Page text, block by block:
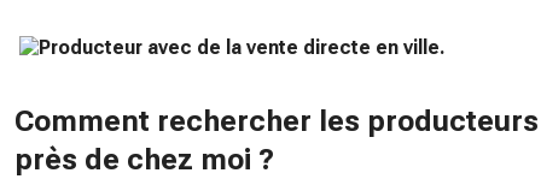
Comment rechercher les producteurs
près de chez moi ?